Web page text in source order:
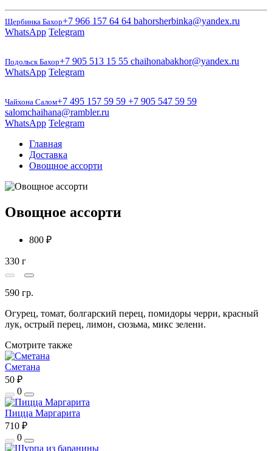
Щербинка Бахор+7 966 157 64 64 bahorsherbinka@yandex.ru
WhatsApp Telegram
Подольск Бахор+7 905 513 15 55 chaihonabakhor@yandex.ru
WhatsApp Telegram
Чайхона Салом+7 495 157 59 59 +7 905 547 59 59
salomchaihana@rambler.ru
WhatsApp Telegram
Главная
Доставка
Овощное ассорти
Овощное ассорти
800 ₽
330 г
590 гр.
Огурец, томат, болгарский перец, помидоры черри, красный
лук, острый перец, лимон, сюзьма, микс зелени.
Смотрите также
Сметана
50 ₽
0
Пицца Маргарита
710 ₽
0